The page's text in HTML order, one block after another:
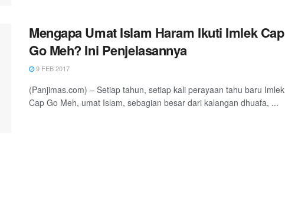
Mengapa Umat Islam Haram Ikuti Imlek Cap
Go Meh? Ini Penjelasannya
9 FEB 2017
(Panjimas.com) – Setiap tahun, setiap kali perayaan tahu baru Imlek
Cap Go Meh, umat Islam, sebagian besar dari kalangan dhuafa, ...